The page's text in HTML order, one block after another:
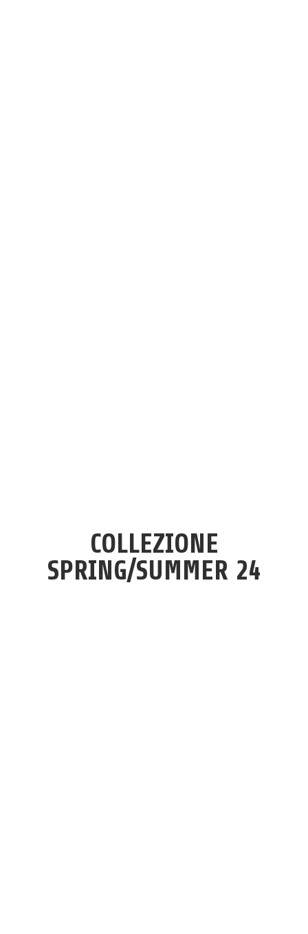
ALBUM
COLLEZIONE
SPRING/SUMMER 24